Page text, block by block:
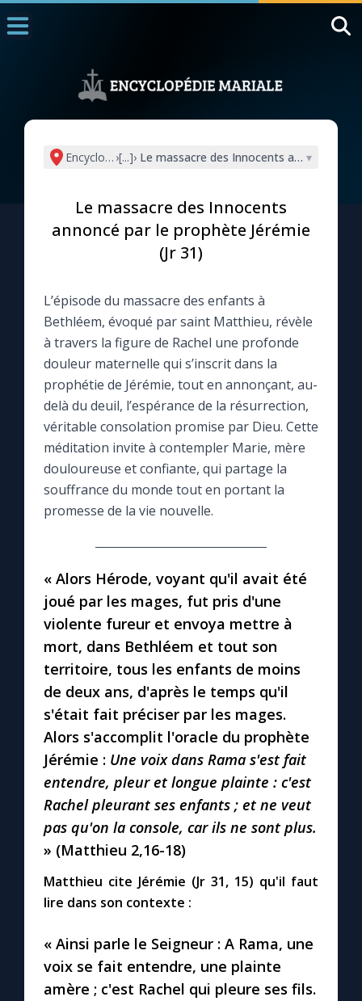
L'actualité de la semaine
La newsletter
La vidéo de la semaine
Le compte Tiktok
Le magazine
Le site internet
Prier au quotidien
Avec Thérèse de Lisieux
L'Évangile chaque jour
Les premiers samedis du mois
Marie qui défait les nœuds
Me consacrer à Jésus par Marie
Mes intentions de prière
Une Minute avec Marie
Une neuvaine
Encyclopédie mariale
›[...]› Le massacre des Innocents annoncé par
▾
Le massacre des Innocents
annoncé par le prophète Jérémie
(Jr 31)
L’épisode du massacre des enfants à
Bethléem, évoqué par saint Matthieu, révèle
à travers la figure de Rachel une profonde
douleur maternelle qui s’inscrit dans la
prophétie de Jérémie, tout en annonçant, au-
delà du deuil, l’espérance de la résurrection,
véritable consolation promise par Dieu. Cette
méditation invite à contempler Marie, mère
douloureuse et confiante, qui partage la
souffrance du monde tout en portant la
promesse de la vie nouvelle.
« Alors Hérode, voyant qu'il avait été
joué par les mages, fut pris d'une
violente fureur et envoya mettre à
mort, dans Bethléem et tout son
territoire, tous les enfants de moins
de deux ans, d'après le temps qu'il
s'était fait préciser par les mages.
Alors s'accomplit l'oracle du prophète
Jérémie : Une voix dans Rama s'est fait
entendre, pleur et longue plainte : c'est
Rachel pleurant ses enfants ; et ne veut
pas qu'on la console, car ils ne sont plus.
» (Matthieu 2,16-18)
Matthieu cite Jérémie (Jr 31, 15) qu'il faut
lire dans son contexte :
« Ainsi parle le Seigneur : A Rama, une
voix se fait entendre, une plainte
amère ; c'est Rachel qui pleure ses fils.